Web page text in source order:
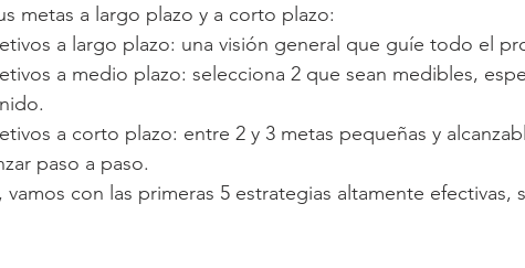
metas a largo plazo y a corto plazo:
a largo plazo: una visión general que guíe todo el
a medio plazo: selecciona 2 que sean medibles,
a corto plazo: entre 2 y 3 metas pequeñas y
paso a paso.
vamos con las primeras 5 estrategias altamente efectivas,